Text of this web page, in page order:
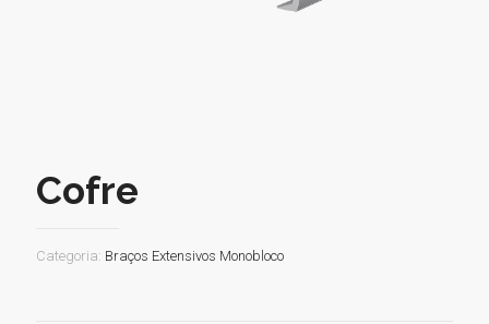
Cofre
Categoria: Braços Extensivos Monobloco